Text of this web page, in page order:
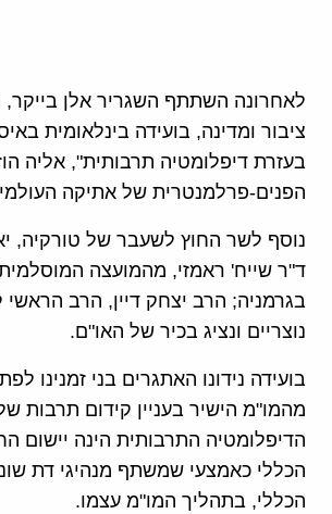
ציבור ומדינה, בועידה בינלאומית
בעזרת דיפלומטיה תרבותית", אליה
הפנים-פרלמנטרית של אתיקה
נוסף לשר החוץ לשעבר של טורקיה,
ד"ר שייח' ראמזי, מהמועצה
בגרמניה; הרב יצחק דיין, הרב הראשי
נוצריים ונציג בכיר של האו"ם.
בועידה נידונו האתגרים בני זמנינו
מהמו"מ הישיר בעניין קידום
הדיפלומטיה התרבותית הינה יישום
הכללי כאמצעי שמשתף מנהיגי דת
הכללי, בתהליך המו"מ עצמו.